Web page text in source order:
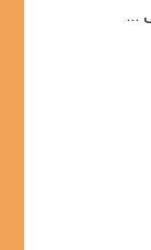
…